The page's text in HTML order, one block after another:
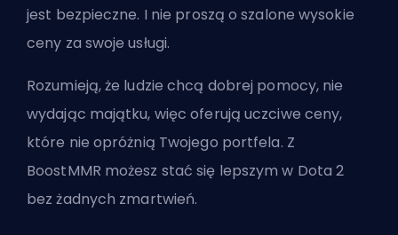
jest bezpieczne. I nie proszą o szalone wysokie
ceny za swoje usługi.
Rozumieją, że ludzie chcą dobrej pomocy, nie
wydając majątku, więc oferują uczciwe ceny,
które nie opróżnią Twojego portfela. Z
BoostMMR możesz stać się lepszym w Dota 2
bez żadnych zmartwień.